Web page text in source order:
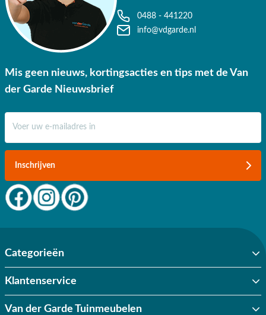
tuinsets voor 4 personen. Wij kunnen dit garanderen door onze
nauwe banden met onze leveranciers en door ons grootschalig
inkopen. Bij een besteding vanaf €50,- wordt je nieuwe tuinsets gratis
thuisbezorgd binnen Nederland. Daar ben je écht blij mee.
0488 - 441220
info@vdgarde.nl
Mis geen nieuws, kortingsacties en tips met de Van
der Garde Nieuwsbrief
Inschrijven
Categorieën
Klantenservice
Van der Garde Tuinmeubelen